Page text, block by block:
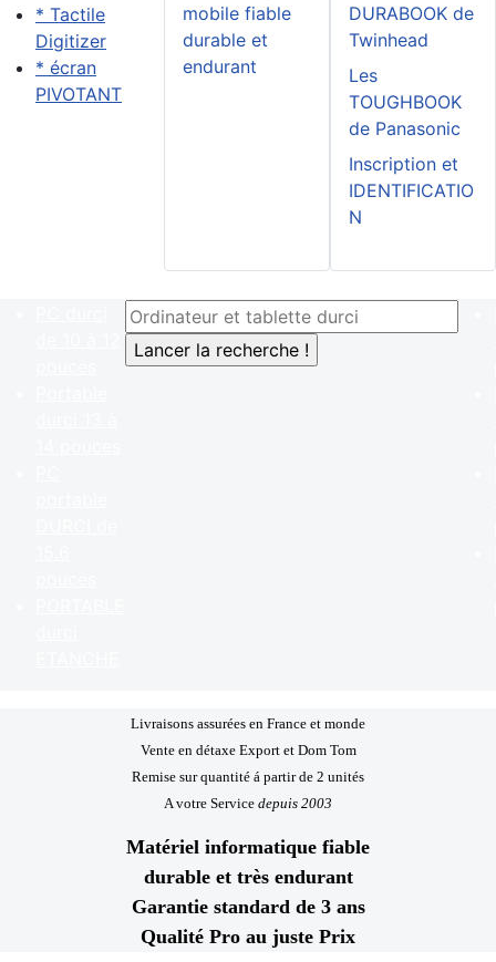
* Tactile
Digitizer
* écran
PIVOTANT
mobile fiable
durable et
endurant
DURABOOK de
Twinhead
Les
TOUGHBOOK
de Panasonic
Inscription et
IDENTIFICATIO
N
Livraisons assurées en France et monde
Vente en détaxe Export et Dom Tom
Remise sur quantité á partir de 2 unités
A votre Service depuis 2003
Matériel informatique fiable
durable et très endurant
Garantie standard de 3 ans
Qualité Pro au juste Prix